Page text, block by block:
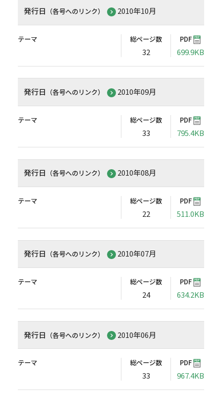
発行日 （各号へのリンク） 2010年10月
テーマ 総ページ数
32
PDF
699.9KB
発行日 （各号へのリンク） 2010年09月
テーマ 総ページ数
33
PDF
795.4KB
発行日 （各号へのリンク） 2010年08月
テーマ 総ページ数
22
PDF
511.0KB
発行日 （各号へのリンク） 2010年07月
テーマ 総ページ数
24
PDF
634.2KB
発行日 （各号へのリンク） 2010年06月
テーマ 総ページ数
33
PDF
967.4KB